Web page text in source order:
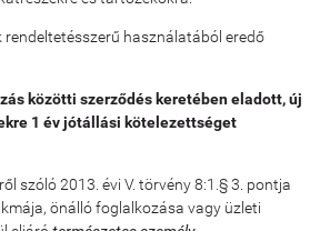
használatából eredő
közötti szerződés keretében eladott, új
1 év jótállási kötelezettséget
szóló 2013. évi V. törvény 8:1.§ 3. pontja
önálló foglalkozása vagy üzleti